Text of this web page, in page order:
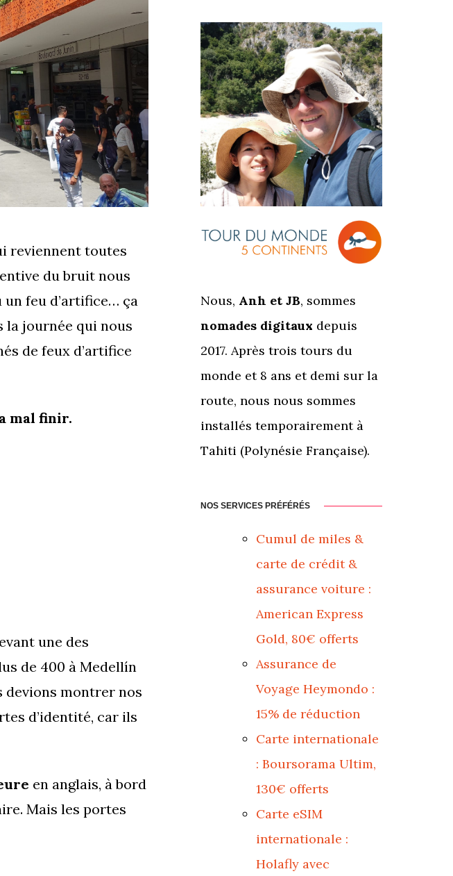
reviennent toutes
du bruit nous
feu d’artifice… ça
la journée qui nous
de feux d’artifice
mal finir.
une des
de 400 à Medellín
devions montrer nos
d’identité, car ils
en anglais, à bord
Mais les portes
Nous, Anh et JB, sommes
nomades digitaux depuis
2017. Après trois tours du
monde et 8 ans et demi sur la
route, nous nous sommes
installés temporairement à
Tahiti (Polynésie Française).
NOS SERVICES PRÉFÉRÉS
Cumul de miles &
carte de crédit &
assurance voiture :
American Express
Gold, 80€ offerts
Assurance de
Voyage Heymondo :
15% de réduction
Carte internationale
: Boursorama Ultim,
130€ offerts
Carte eSIM
internationale :
Holafly avec